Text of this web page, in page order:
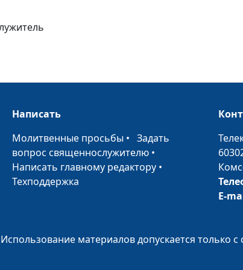
синедрионом
Отречение
Арест Иисуса
Написать
Молитвенные просьбы •Задать
вопрос священнослужителю •
Написать главному редактору •
Техподдержка
E-
материалов допускается только с